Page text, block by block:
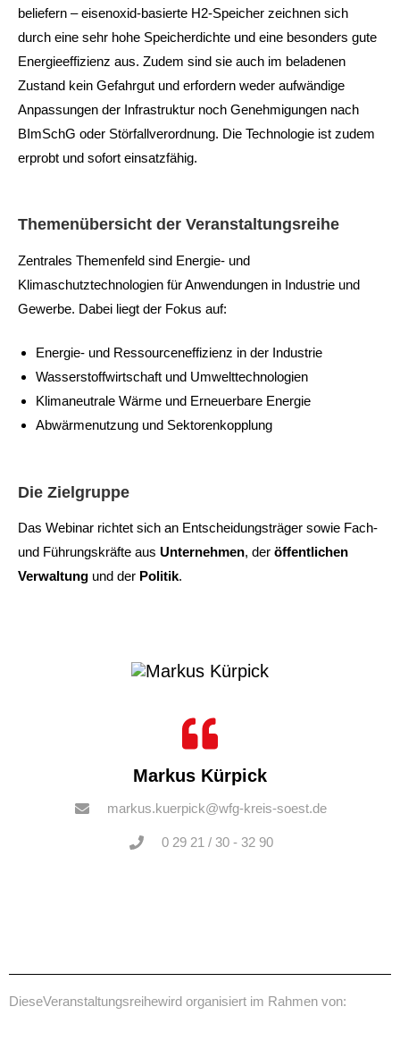
beliefern – eisenoxid-basierte H2-Speicher zeichnen sich
durch eine sehr hohe Speicherdichte und eine besonders gute
Energieeffizienz aus. Zudem sind sie auch im beladenen
Zustand kein Gefahrgut und erfordern weder aufwändige
Anpassungen der Infrastruktur noch Genehmigungen nach
BImSchG oder Störfallverordnung. Die Technologie ist zudem
erprobt und sofort einsatzfähig.​
Themenübersicht der Veranstaltungsreihe
Zentrales Themenfeld sind Energie- und
Klimaschutztechnologien für Anwendungen in Industrie und
Gewerbe. Dabei liegt der Fokus auf:​
Energie- und Ressourceneffizienz in der Industrie​
Wasserstoffwirtschaft und Umwelttechnologien​
Klimaneutrale Wärme und Erneuerbare Energie​
Abwärmenutzung und Sektorenkopplung​
Die Zielgruppe
Das Webinar richtet sich an Entscheidungsträger sowie Fach-
und Führungskräfte aus Unternehmen, der öffentlichen
Verwaltung und der Politik. ​
Markus Kürpick
markus.kuerpick@wfg-kreis-soest.de
0 29 21 / 30 - 32 90
DieseVeranstaltungsreihewird organisiert im Rahmen von: